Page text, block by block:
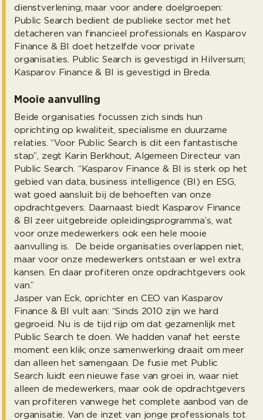
dienstverlening, maar voor andere doelgroepen:
Public Search bedient de publieke sector met het
detacheren van financieel professionals en Kasparov
Finance & BI doet hetzelfde voor private
organisaties. Public Search is gevestigd in Hilversum;
Kasparov Finance & BI is gevestigd in Breda.
Mooie aanvulling
Beide organisaties focussen zich sinds hun
oprichting op kwaliteit, specialisme en duurzame
relaties. “Voor Public Search is dit een fantastische
stap”, zegt Karin Berkhout, Algemeen Directeur van
Public Search. “Kasparov Finance & BI is sterk op het
gebied van data, business intelligence (BI) en ESG,
wat goed aansluit bij de behoeften van onze
opdrachtgevers. Daarnaast biedt Kasparov Finance
& BI zeer uitgebreide opleidingsprogramma’s, wat
voor onze medewerkers ook een hele mooie
aanvulling is. De beide organisaties overlappen niet,
maar voor onze medewerkers ontstaan er wel extra
kansen. En daar profiteren onze opdrachtgevers ook
van.”
Jasper van Eck, oprichter en CEO van Kasparov
Finance & BI vult aan: “Sinds 2010 zijn we hard
gegroeid. Nu is de tijd rijp om dat gezamenlijk met
Public Search te doen. We hadden vanaf het eerste
moment een klik; onze samenwerking draait om meer
dan alleen het samengaan. De fusie met Public
Search luidt een nieuwe fase van groei in, waar niet
alleen de medewerkers, maar ook de opdrachtgevers
van profiteren vanwege het complete aanbod van de
organisatie. Van de inzet van jonge professionals tot